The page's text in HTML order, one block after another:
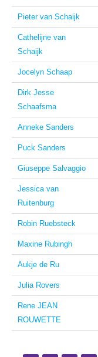
Pieter van Schaijk
Cathelijne van
Schaijk
Jocelyn Schaap
Dirk Jesse
Schaafsma
Anneke Sanders
Puck Sanders
Giuseppe Salvaggio
Jessica van
Ruitenburg
Robin Ruebsteck
Maxine Rubingh
Aukje de Ru
Julia Rovers
Rene JEAN
ROUWETTE